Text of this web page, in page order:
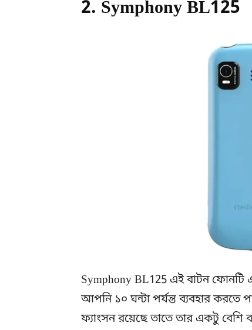
2. Symphony BL125
Symphony BL125 এই বাটন
আপনি ১০ ঘন্টা পর্যন্ত ব্যবহার করতে
ফ্যাংসন রয়েছে তাতে তার একটু